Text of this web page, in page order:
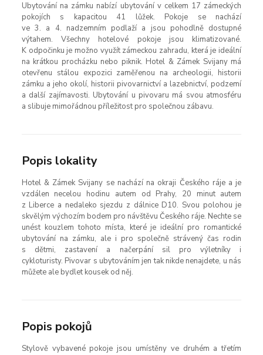
Ubytování na zámku nabízí ubytování v celkem 17 zámeckých
pokojích s kapacitou 41 lůžek. Pokoje se nachází
ve 3. a 4. nadzemním podlaží a jsou pohodlně dostupné
výtahem. Všechny hotelové pokoje jsou klimatizované.
K odpočinku je možno využít zámeckou zahradu, která je ideální
na krátkou procházku nebo piknik. Hotel & Zámek Svijany má
otevřenu stálou expozici zaměřenou na archeologii, historii
zámku a jeho okolí, historii pivovarnictví a lazebnictví, podzemí
a další zajímavosti. Ubytování u pivovaru má svou atmosféru
a slibuje mimořádnou příležitost pro společnou zábavu.
Popis lokality
Hotel & Zámek Svijany se nachází na okraji Českého ráje a je
vzdálen necelou hodinu autem od Prahy, 20 minut autem
z Liberce a nedaleko sjezdu z dálnice D10. Svou polohou je
skvělým výchozím bodem pro návštěvu Českého ráje. Nechte se
unést kouzlem tohoto místa, které je ideální pro romantické
ubytování na zámku, ale i pro společně strávený čas rodin
s dětmi, zastavení a načerpání sil pro výletníky i
cykloturisty. Pivovar s ubytováním jen tak nikde nenajdete, u nás
můžete ale bydlet kousek od něj.
Popis pokojů
Stylově vybavené pokoje jsou umístěny ve druhém a třetím